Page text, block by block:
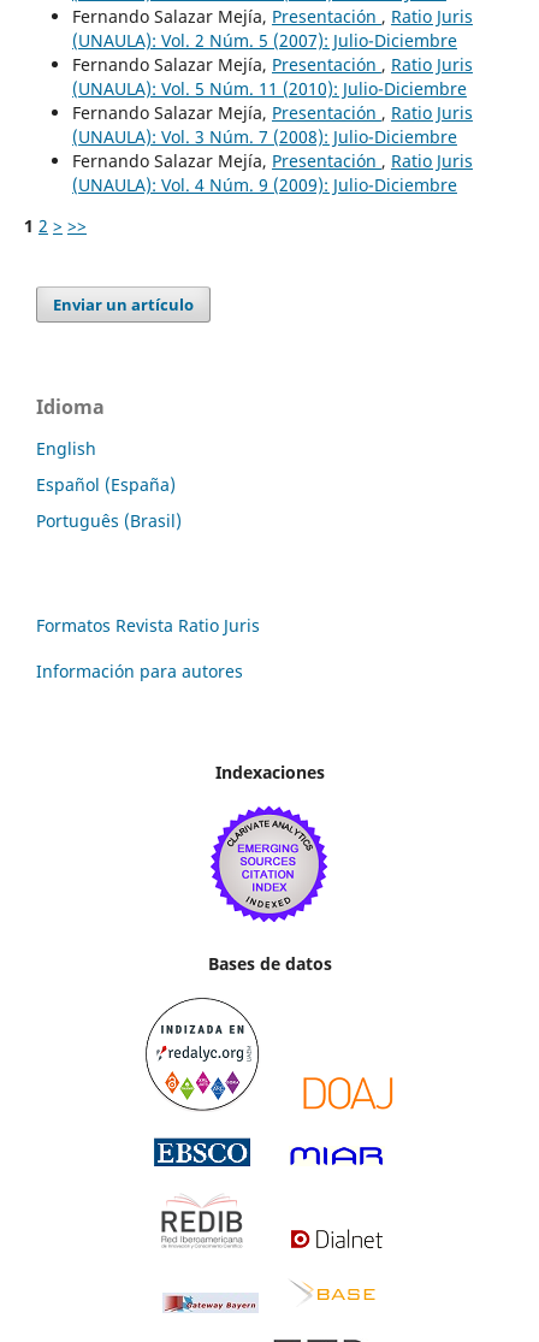
Fernando Salazar Mejía, Presentación , Ratio Juris
(UNAULA): Vol. 2 Núm. 5 (2007): Julio-Diciembre
Fernando Salazar Mejía, Presentación , Ratio Juris
(UNAULA): Vol. 5 Núm. 11 (2010): Julio-Diciembre
Fernando Salazar Mejía, Presentación , Ratio Juris
(UNAULA): Vol. 3 Núm. 7 (2008): Julio-Diciembre
Fernando Salazar Mejía, Presentación , Ratio Juris
(UNAULA): Vol. 4 Núm. 9 (2009): Julio-Diciembre
1 2 > >>
Enviar un artículo
Idioma
English
Español (España)
Português (Brasil)
Formatos Revista Ratio Juris
Información para autores
Indexaciones
Bases de datos